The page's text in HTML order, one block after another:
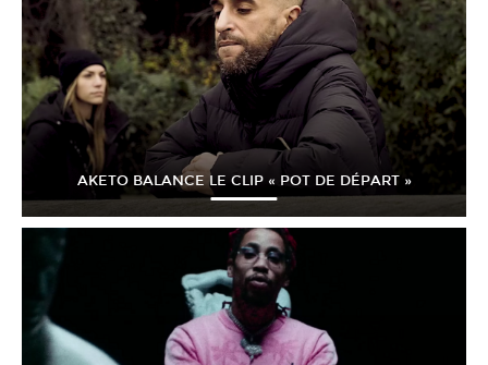
AKETO BALANCE LE CLIP « POT DE DÉPART »